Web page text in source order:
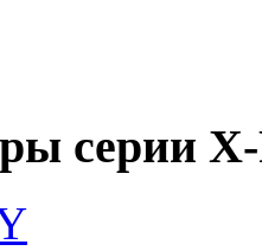
серии